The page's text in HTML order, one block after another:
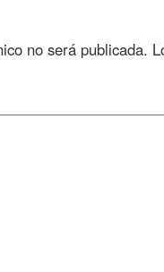
no será publicada.